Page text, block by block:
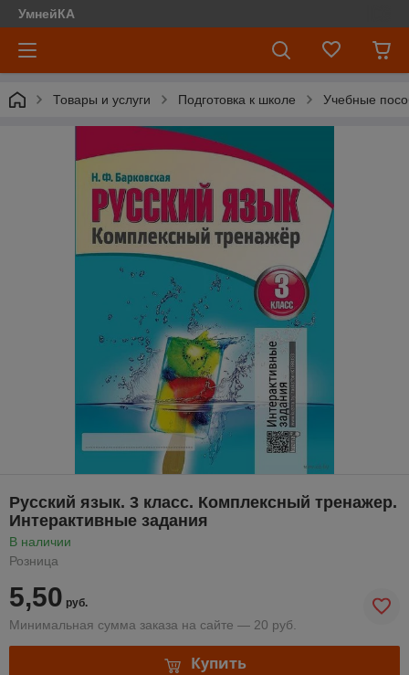
УмнейКА
Товары и услуги Подготовка к школе Учебные
Русский язык. 3 класс. Комплексный тренажер.
Интерактивные задания
В наличии
Розница
5,50 руб.
Минимальная сумма заказа на сайте — 20 руб.
Купить